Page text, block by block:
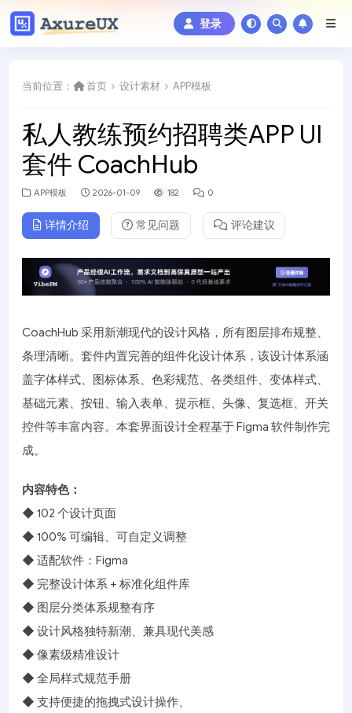
登录
当前位置： 首页 设计素材 APP模板
私人教练预约招聘类APP UI
套件 CoachHub
APP模板 2026-01-09 182 0
详情介绍 常见问题 评论建议
CoachHub 采用新潮现代的设计风格，所有图层排布规整、
条理清晰。套件内置完善的组件化设计体系，该设计体系涵
盖字体样式、图标体系、色彩规范、各类组件、变体样式、
基础元素、按钮、输入表单、提示框、头像、复选框、开关
控件等丰富内容。本套界面设计全程基于 Figma 软件制作完
成。
内容特色：
◆ 102 个设计页面
◆ 100% 可编辑、可自定义调整
◆ 适配软件：Figma
◆ 完整设计体系 + 标准化组件库
◆ 图层分类体系规整有序
◆ 设计风格独特新潮、兼具现代美感
◆ 像素级精准设计
◆ 全局样式规范手册
◆ 支持便捷的拖拽式设计操作、